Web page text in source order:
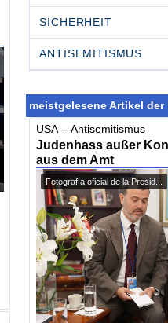
SICHERHEIT
ANTISEMITISMUS
meistgelesene Artikel der
USA -- Antisemitismus
Judenhass außer
aus dem Amt
Fotografía oficial de la Presid...